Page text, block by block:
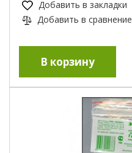
Добавить в закладки
Добавить в сравнение